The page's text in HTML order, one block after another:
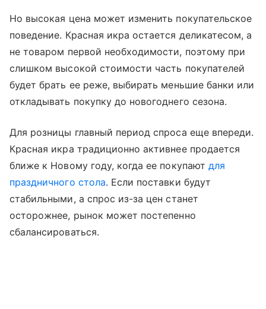
Но высокая цена может изменить покупательское
поведение. Красная икра остается деликатесом, а
не товаром первой необходимости, поэтому при
слишком высокой стоимости часть покупателей
будет брать ее реже, выбирать меньшие банки или
откладывать покупку до новогоднего сезона.
Для розницы главный период спроса еще впереди.
Красная икра традиционно активнее продается
ближе к Новому году, когда ее покупают для
праздничного стола. Если поставки будут
стабильными, а спрос из-за цен станет
осторожнее, рынок может постепенно
сбалансироваться.